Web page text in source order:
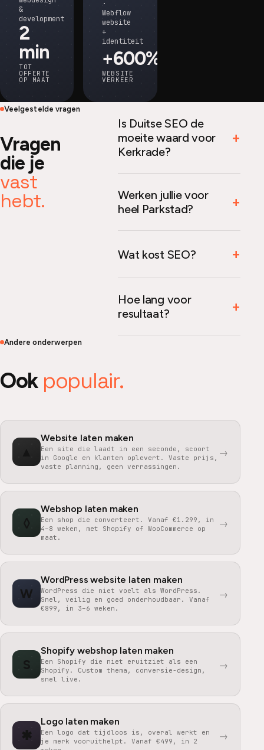
&
development
2
min
TOT
OFFERTE
OP MAAT
·
Webflow
website
+
identiteit
+600%
WEBSITE
VERKEER
Veelgestelde vragen
Vragen
die je
vast
hebt.
Is Duitse SEO de
moeite waard voor
Kerkrade?
Werken jullie voor
heel Parkstad?
Wat kost SEO?
Hoe lang voor
resultaat?
Andere onderwerpen
Ook populair.
Website laten maken
Een site die laadt in een seconde, scoort
in Google en klanten oplevert. Vaste prijs,
vaste planning, geen verrassingen.
→
◊
Webshop laten maken
Een shop die converteert. Vanaf €1.299, in
4–8 weken, met Shopify of WooCommerce op
maat.
→
W
WordPress website laten maken
WordPress die niet voelt als WordPress.
Snel, veilig en goed onderhoudbaar. Vanaf
€899, in 3–6 weken.
→
S
Shopify webshop laten maken
Een Shopify die niet eruitziet als een
Shopify. Custom thema, conversie-design,
snel live.
→
✱
Logo laten maken
Een logo dat tijdloos is, overal werkt en
je merk vooruithelpt. Vanaf €499, in 2
→